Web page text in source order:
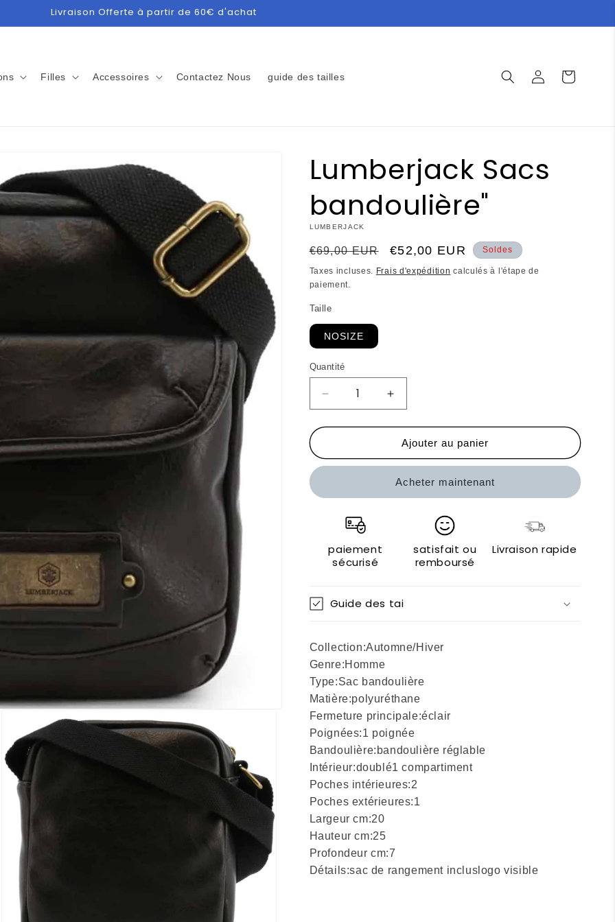
Livraison Offerte à partir de 60€ d'achat
Filles Accessoires Contactez Nous guide des tailles ConnexionPanier
Lumberjack Sacs
bandoulière"
LUMBERJACK
Prix
habituel
€69,00 EUR
Prix
promotionnel
€52,00 EUR Soldes
Taxes incluses. Frais d'expédition calculés à l'étape de
paiement.
Taille
NOSIZE
Quantité
Réduire
la
quantité
Lumberjack
bandoulière&quot;
Augmenter
la
quantité
de
Lumberjack
bandoulière&quot;
Ajouter au panier
Acheter maintenant
paiement
sécurisé
satisfait ou
remboursé
Livraison rapide
Guide des tai
Collection:Automne/Hiver
Genre:Homme
Type:Sac bandoulière
Matière:polyuréthane
Fermeture principale:éclair
Poignées:1 poignée
Bandoulière: bandoulière réglable
Intérieur:doublé1 compartiment
Poches intérieures:2
Poches extérieures:1
Largeur cm:20
Hauteur cm:25
Profondeur cm:7
Détails:sac de rangement inclus logo visible